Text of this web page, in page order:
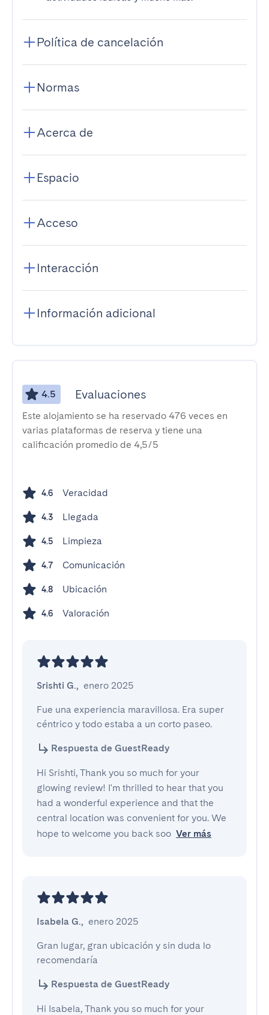
Política de cancelación
Normas
Acerca de
Espacio
Acceso
Interacción
Información adicional
4.5 Evaluaciones
Este alojamiento se ha reservado 476 veces en
varias plataformas de reserva y tiene una
calificación promedio de 4,5/5
4.6 Veracidad
4.3 Llegada
4.5 Limpieza
4.7 Comunicación
4.8 Ubicación
4.6 Valoración
Srishti G., enero 2025
Fue una experiencia maravillosa. Era super
céntrico y todo estaba a un corto paseo.
Respuesta de GuestReady
Hi Srishti, Thank you so much for your
glowing review! I'm thrilled to hear that you
had a wonderful experience and that the
central location was convenient for you. We
hope to welcome you back soo Ver más
Isabela G., enero 2025
Gran lugar, gran ubicación y sin duda lo
recomendaría
Respuesta de GuestReady
Hi Isabela, Thank you so much for your